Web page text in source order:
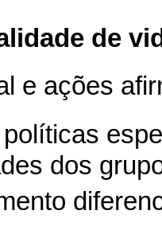
de
e ações
dos